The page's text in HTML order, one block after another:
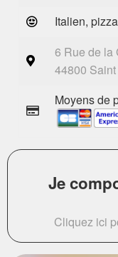
Italien,
6 Rue de la
44800
Moyens de
Je
Cliquez ici